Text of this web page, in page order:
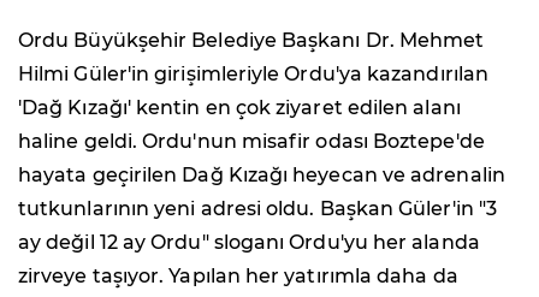
Ordu Büyükşehir Belediye Başkanı Dr. Mehmet
Hilmi Güler'in girişimleriyle Ordu'ya kazandırılan
'Dağ Kızağı' kentin en çok ziyaret edilen alanı
haline geldi. Ordu'nun misafir odası Boztepe'de
hayata geçirilen Dağ Kızağı heyecan ve adrenalin
tutkunlarının yeni adresi oldu. Başkan Güler'in "3
ay değil 12 ay Ordu" sloganı Ordu'yu her alanda
zirveye taşıyor. Yapılan her yatırımla daha da